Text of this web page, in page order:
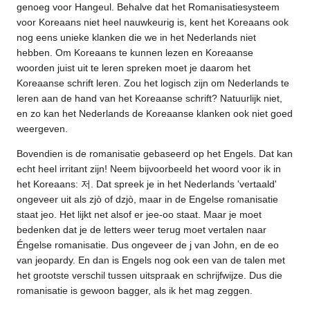
genoeg voor Hangeul. Behalve dat het Romanisatiesysteem
voor Koreaans niet heel nauwkeurig is, kent het Koreaans ook
nog eens unieke klanken die we in het Nederlands niet
hebben. Om Koreaans te kunnen lezen en Koreaanse
woorden juist uit te leren spreken moet je daarom het
Koreaanse schrift leren. Zou het logisch zijn om Nederlands te
leren aan de hand van het Koreaanse schrift? Natuurlijk niet,
en zo kan het Nederlands de Koreaanse klanken ook niet goed
weergeven.
Bovendien is de romanisatie gebaseerd op het Engels. Dat kan
echt heel irritant zijn! Neem bijvoorbeeld het woord voor ik in
het Koreaans: 저. Dat spreek je in het Nederlands 'vertaald'
ongeveer uit als zjò of dzjò, maar in de Engelse romanisatie
staat jeo. Het lijkt net alsof er jee-oo staat. Maar je moet
bedenken dat je de letters weer terug moet vertalen naar
Éngelse romanisatie. Dus ongeveer de j van John, en de eo
van jeopardy. En dan is Engels nog ook een van de talen met
het grootste verschil tussen uitspraak en schrijfwijze. Dus die
romanisatie is gewoon bagger, als ik het mag zeggen.